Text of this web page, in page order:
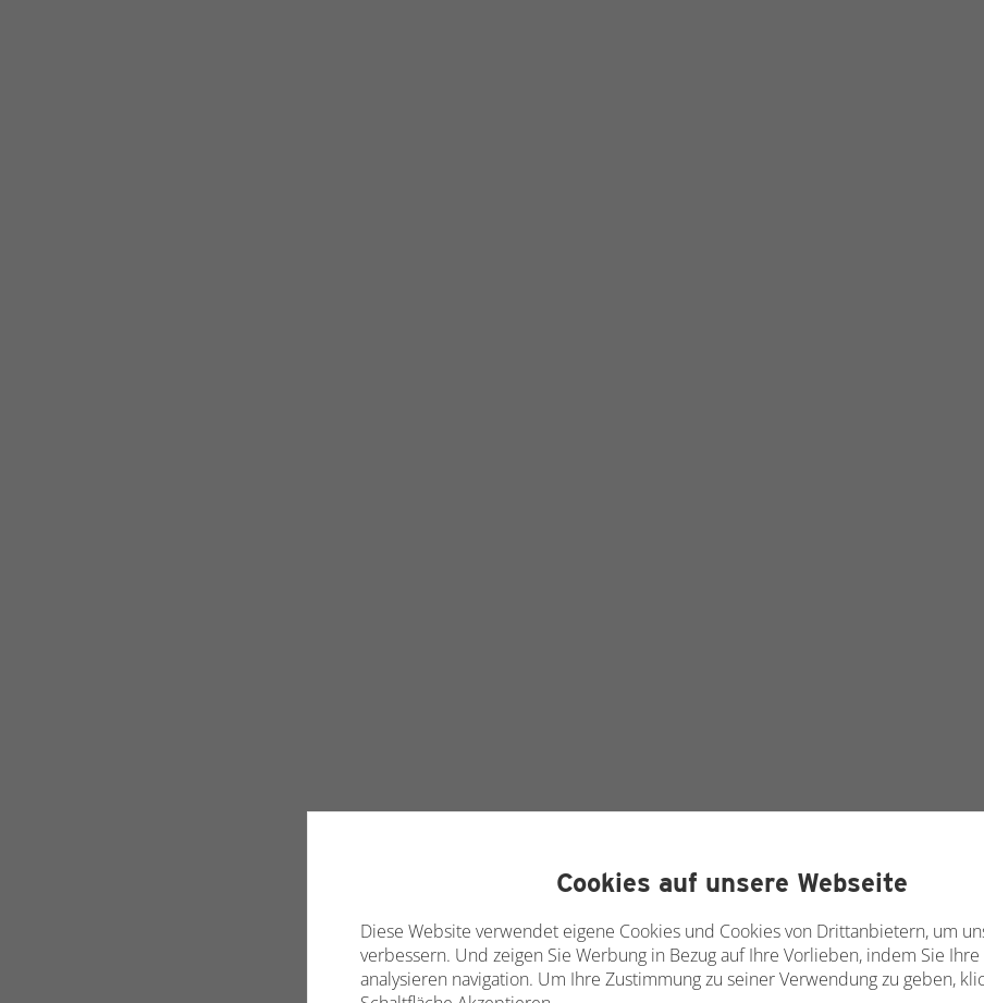
Cookies auf unsere Webseite
Diese Website verwendet eigene Cookies und Cookies von Drittanbietern, um
verbessern. Und zeigen Sie Werbung in Bezug auf Ihre Vorlieben, indem Sie
analysieren navigation. Um Ihre Zustimmung zu seiner Verwendung zu geben,